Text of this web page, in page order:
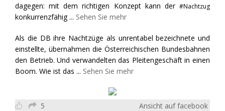
dagegen: mit dem richtigen Konzept kann der #Nachtzug
konkurrenzfähig ... Sehen Sie mehr
Als die DB ihre Nachtzüge als unrentabel bezeichnete und
einstellte, übernahmen die Österreichischen Bundesbahnen
den Betrieb. Und verwandelten das Pleitengeschäft in einen
Boom. Wie ist das ... Sehen Sie mehr
5 Ansicht auf facebook